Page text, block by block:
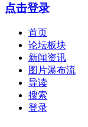
点击登录
首页
论坛板块
新闻资讯
图片瀑布流
导读
搜索
登录